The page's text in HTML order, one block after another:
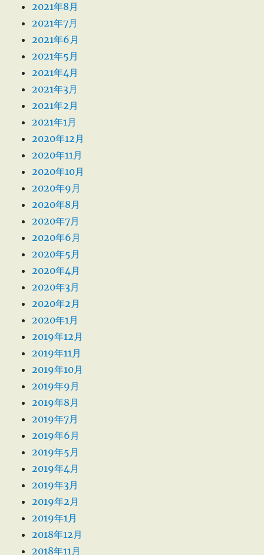
2021年8月
2021年7月
2021年6月
2021年5月
2021年4月
2021年3月
2021年2月
2021年1月
2020年12月
2020年11月
2020年10月
2020年9月
2020年8月
2020年7月
2020年6月
2020年5月
2020年4月
2020年3月
2020年2月
2020年1月
2019年12月
2019年11月
2019年10月
2019年9月
2019年8月
2019年7月
2019年6月
2019年5月
2019年4月
2019年3月
2019年2月
2019年1月
2018年12月
2018年11月